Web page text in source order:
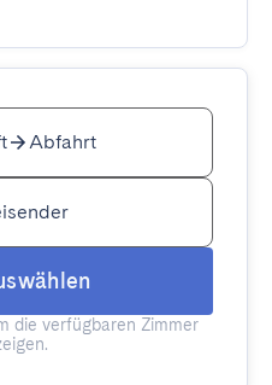
Abfahrt
die verfügbaren Zimmer